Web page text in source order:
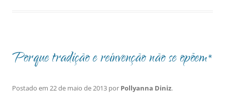
Porque tradição e reinvenção não se opõem*
Postado em 22 de maio de 2013 por Pollyanna Diniz.